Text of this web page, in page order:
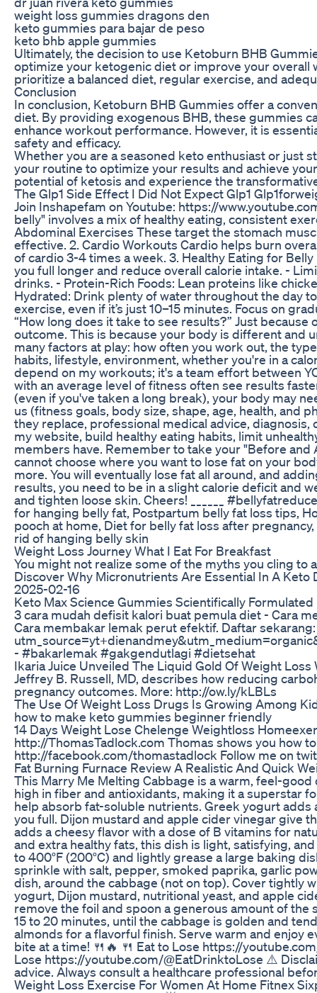
weight loss gummies dragons den
keto gummies para bajar de peso
keto bhb apple gummies
Ultimately, the decision to use Ketoburn BHB
optimize your ketogenic diet or improve your
prioritize a balanced diet, regular exercise, and
Conclusion
In conclusion, Ketoburn BHB Gummies offer a
diet. By providing exogenous BHB, these gummies
enhance workout performance. However, it is
safety and efficacy.
Whether you are a seasoned keto enthusiast or just
your routine to optimize your results and achieve
potential of ketosis and experience the
The Glp1 Side Effect I Did Not Expect Glp1
Join Inshapefam on Youtube: https://
belly" involves a mix of healthy eating, consistent
Abdominal Exercises These target the stomach
effective. 2. Cardio Workouts Cardio helps burn
of cardio 3-4 times a week. 3. Healthy Eating for
you full longer and reduce overall calorie intake. -
drinks. - Protein-Rich Foods: Lean proteins like
Hydrated: Drink plenty of water throughout the day
exercise, even if it’s just 10–15 minutes. Focus on
“How long does it take to see results?” Just
outcome. This is because your body is different and
many factors at play: how often you work out, the
habits, lifestyle, environment, whether you're in a
depend on my workouts; it's a team effort between
with an average level of fitness often see results
(even if you've taken a long break), your body may
us (fitness goals, body size, shape, age, health, and
they replace, professional medical advice,
my website, build healthy eating habits, limit
members have. Remember to take your "Before and
cannot choose where you want to lose fat on your
more. You will eventually lose fat all around, and
results, you need to be in a slight calorie deficit and
and tighten loose skin. Cheers! ______
for hanging belly fat, Postpartum belly fat loss tips,
pooch at home, Diet for belly fat loss after
rid of hanging belly skin
Weight Loss Journey What I Eat For Breakfast
You might not realize some of the myths you cling to
Discover Why Micronutrients Are Essential In A
2025-02-16
Keto Max Science Gummies Scientifically
3 cara mudah defisit kalori buat pemula diet - Cara
Cara membakar lemak perut efektif. Daftar
- #bakarlemak #gakgendutlagi #dietsehat
Ikaria Juice Unveiled The Liquid Gold Of Weight
Jeffrey B. Russell, MD, describes how reducing
pregnancy outcomes. More: http://ow.ly/kLBLs
The Use Of Weight Loss Drugs Is Growing Among
how to make keto gummies beginner friendly
14 Days Weight Lose Chelenge Weightloss
http://ThomasTadlock.com Thomas shows you how
http://facebook.com/thomastadlock Follow me on
Fat Burning Furnace Review A Realistic And Quick
This Marry Me Melting Cabbage is a warm, feel-
high in fiber and antioxidants, making it a superstar
help absorb fat-soluble nutrients. Greek yogurt
you full. Dijon mustard and apple cider vinegar give
adds a cheesy flavor with a dose of B vitamins for
and extra healthy fats, this dish is light, satisfying,
to 400°F (200°C) and lightly grease a large baking
sprinkle with salt, pepper, smoked paprika, garlic
dish, around the cabbage (not on top). Cover tightly
yogurt, Dijon mustard, nutritional yeast, and apple
remove the foil and spoon a generous amount of
15 to 20 minutes, until the cabbage is golden and
almonds for a flavorful finish. Serve warm and
bite at a time! 🍴🔥 🍴 Eat to Lose https://
Lose https://youtube.com/@EatDrinktoLose ⚠️
advice. Always consult a healthcare professional
Weight Loss Exercise For Women At Home Fitnex